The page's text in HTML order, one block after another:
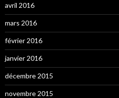
avril 2016
mars 2016
février 2016
janvier 2016
décembre 2015
novembre 2015